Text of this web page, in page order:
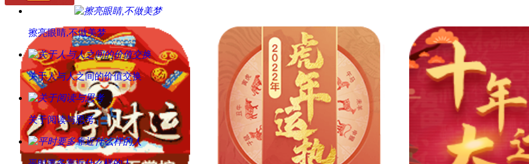
擦亮眼睛,不做美梦
关于人与人之间的价值交换
关于阅读与思考